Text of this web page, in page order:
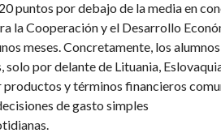
puntos por debajo de la media en
la Cooperación y el Desarrollo
meses. Concretamente, los
solo por delante de Lituania,
y términos financieros
de gasto simples